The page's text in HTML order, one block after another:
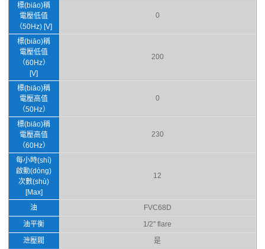
標(biāo)稱
電壓低值
（50Hz) [V]
0
標(biāo)稱
電壓低值
（60Hz）
[V]
200
標(biāo)稱
電壓高值
（50Hz）
0
標(biāo)稱
電壓高值
（60Hz）
230
每小時(shí)
啟動(dòng)
次數(shù)
[Max]
12
油
FVC68D
油平衡
1/2'' flare
泄壓閥
是